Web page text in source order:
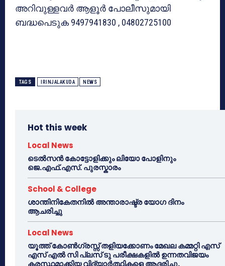
അറിവുള്ളവര്‍ ആളൂര്‍ പോലീസുമായി
ബദ്ധപെടുക 9497941830 , 04802725100
TAGS IRINJALAKUDA NEWS
Hot this week
Local News
ടെൽസൻ കോട്ടോളിക്കും ലിയോ പോളിനും
ജെ.എഫ്.എസ്. പുരസ്കാരം
School & College
ശാന്തിനികേതനിൽ അന്താരാഷ്ട്ര യോഗ ദിനം
ആചരിച്ചു
Local News
യൂത്ത് കോൺഗ്രസ്സ് തളിയക്കോണം മേഖല കമ്മറ്റി എസ്
എസ് എൽ സി പ്ലസ് ടു പരീക്ഷകളിൽ ഉന്നതവിജയം
കരസ്ഥമാക്കിയ വിദ്യാർത്ഥികളെ ആദരിച്ചു.